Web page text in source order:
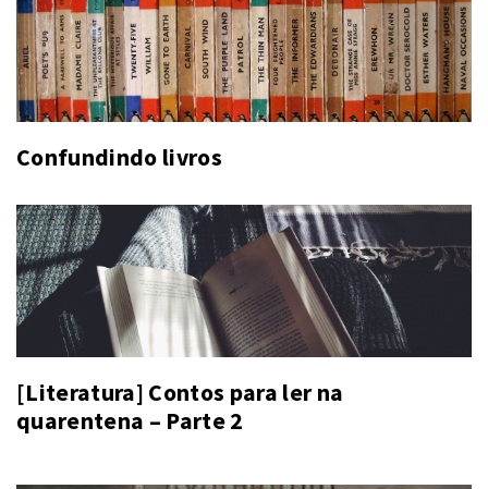
Confundindo livros
[Literatura] Contos para ler na
quarentena – Parte 2